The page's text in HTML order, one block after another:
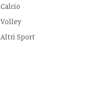
Calcio
Volley
Altri Sport